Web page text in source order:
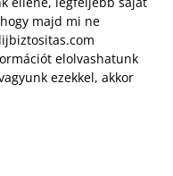
majd mi ne
elolvashatunk
ezekkel, akkor